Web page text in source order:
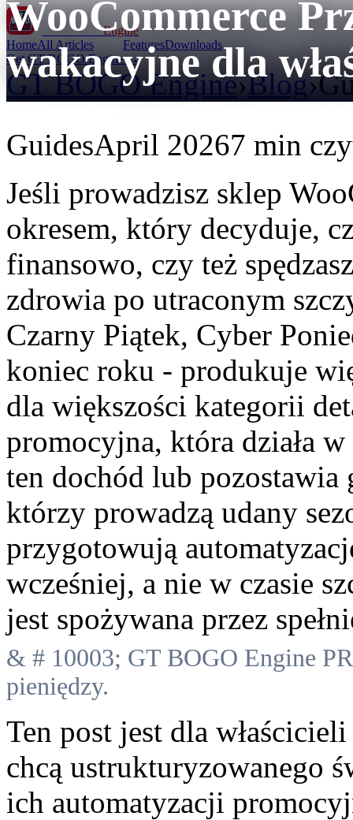
GT BOGOEngine
HomeAll Articles FeaturesDownloads
Get GT BOGO Engine →
GT BOGO Engine›Blog›
WooCommerce
wakacyjne dla
GuidesApril 20267 min
Jeśli prowadzisz sklep
okresem, który decyduje,
finansowo, czy też
zdrowia po utraconym
Czarny Piątek, Cyber
koniec roku - produkuje
dla większości kategorii
promocyjna, która działa
ten dochód lub pozostawia
którzy prowadzą udany
przygotowują
wcześniej, a nie w czasie
jest spożywana przez
& # 10003; GT BOGO Engine
pieniędzy.
Ten post jest dla
chcą ustrukturyzowanego
ich automatyzacji